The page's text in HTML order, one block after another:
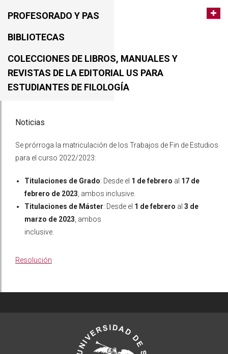
PROFESORADO Y PAS
BIBLIOTECAS
COLECCIONES DE LIBROS, MANUALES Y
REVISTAS DE LA EDITORIAL US PARA
ESTUDIANTES DE FILOLOGÍA
Noticias
Se prórroga la matriculación de los Trabajos de Fin de Estudios
para el curso 2022/2023:
Titulaciones de Grado: Desde el 1 de febrero al 17 de
febrero de 2023 , ambos inclusive.
Titulaciones de Máster: Desde el 1 de febrero al 3 de
marzo de 2023 , ambos
inclusive.
Resolución